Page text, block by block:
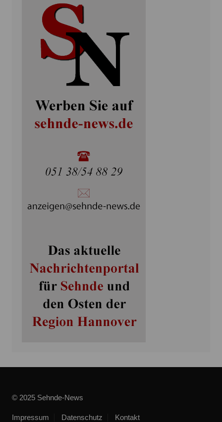
© 2025 Sehnde-News
Impressum Datenschutz Kontakt